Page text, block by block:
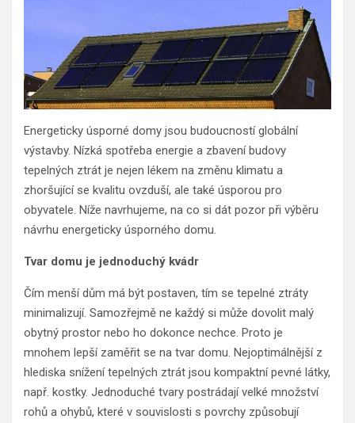
Energeticky úsporné domy jsou budoucností globální
výstavby. Nízká spotřeba energie a zbavení budovy
tepelných ztrát je nejen lékem na změnu klimatu a
zhoršující se kvalitu ovzduší, ale také úsporou pro
obyvatele. Níže navrhujeme, na co si dát pozor při výběru
návrhu energeticky úsporného domu.
Tvar domu je jednoduchý kvádr
Čím menší dům má být postaven, tím se tepelné ztráty
minimalizují. Samozřejmě ne každý si může dovolit malý
obytný prostor nebo ho dokonce nechce. Proto je
mnohem lepší zaměřit se na tvar domu. Nejoptimálnější z
hlediska snížení tepelných ztrát jsou kompaktní pevné látky,
např. kostky. Jednoduché tvary postrádají velké množství
rohů a ohybů, které v souvislosti s povrchy způsobují